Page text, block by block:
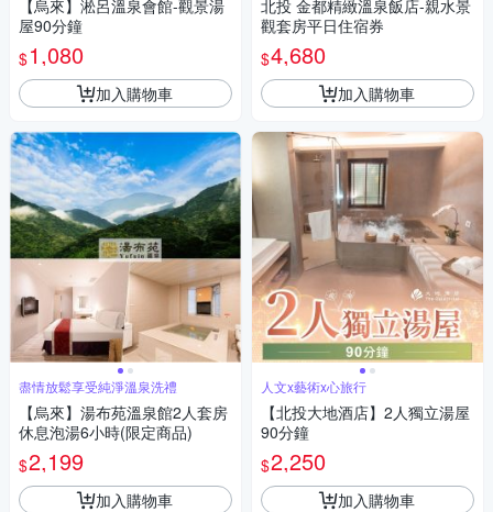
【烏來】淞呂溫泉會館-觀景湯
屋90分鐘
$1,080
加入購物車
盡情放鬆享受純淨溫泉洗禮
【烏來】湯布苑溫泉館2人套房
休息泡湯6小時(限定商品)
$2,199
加入購物車
北投 金都精緻溫泉飯店-親水景
觀套房平日住宿券
$4,680
加入購物車
人文x藝術x心旅行
【北投大地酒店】2人獨立湯屋
90分鐘
$2,250
加入購物車